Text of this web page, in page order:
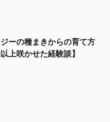
ーの種まきからの育て方
上咲かせた経験談】